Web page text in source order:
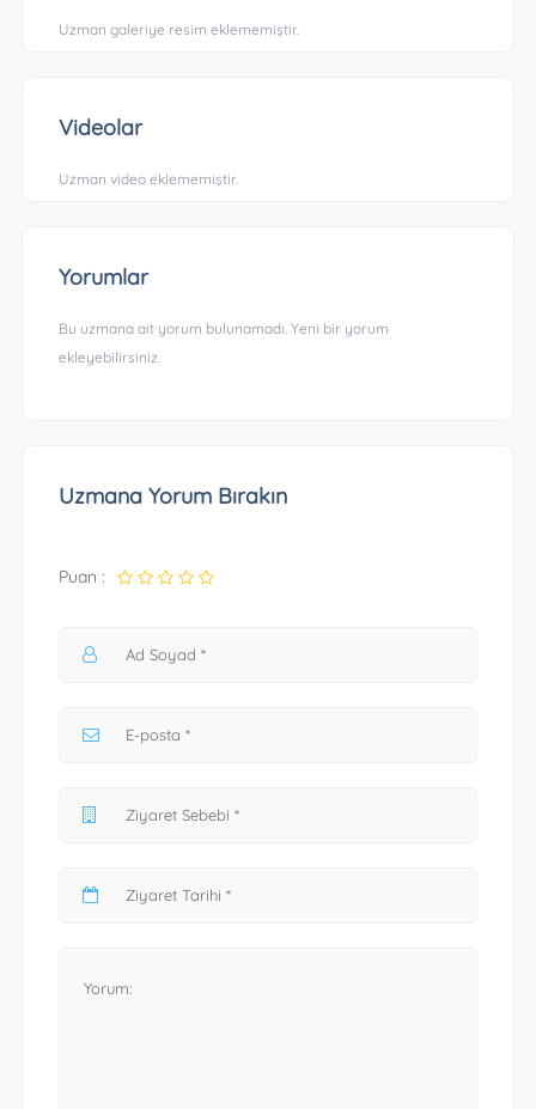
Uzman galeriye resim eklememiştir.
Videolar
Uzman video eklememiştir.
Yorumlar
Bu uzmana ait yorum bulunamadı. Yeni bir yorum
ekleyebilirsiniz.
Uzmana Yorum Bırakın
Puan :